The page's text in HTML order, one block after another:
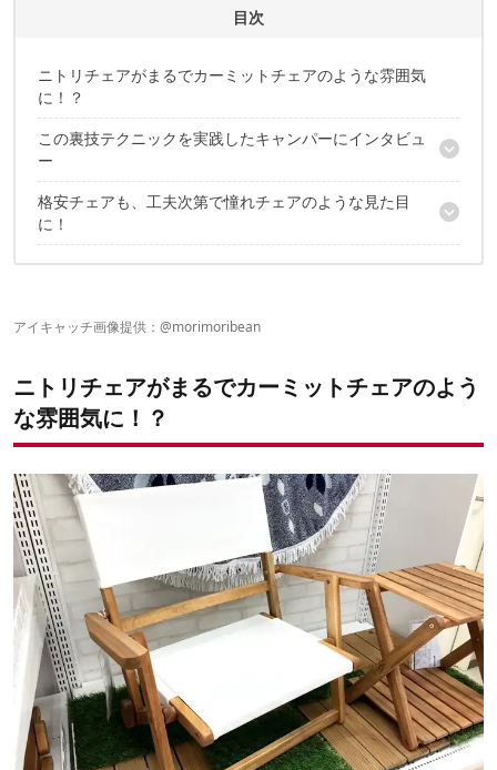
目次
ニトリチェアがまるでカーミットチェアのような雰囲気
に！？
この裏技テクニックを実践したキャンパーにインタビュ
ー
キャンプ歴、DIY歴など教えてください
こだわりポイントはありますか？
格安チェアも、工夫次第で憧れチェアのような見た目
に！
アイキャッチ画像提供： @morimoribean
ニトリチェアがまるでカーミットチェアのよう
な雰囲気に！？